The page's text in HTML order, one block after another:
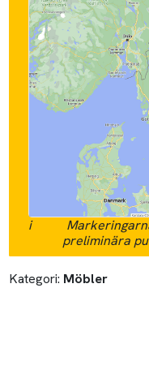
i
preliminära
Kategori: Möbler